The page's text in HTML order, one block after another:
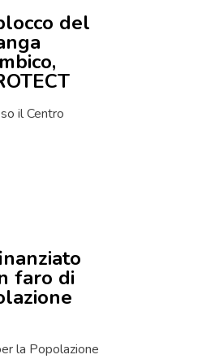
del
il Centro
faro di
la Popolazione